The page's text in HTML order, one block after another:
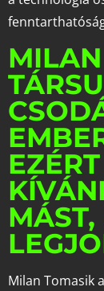
Milan Tomasik